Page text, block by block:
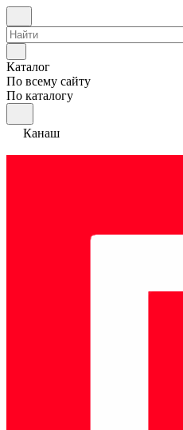
Каталог
По всему сайту
По каталогу
Канаш